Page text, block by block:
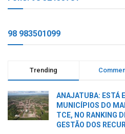
98 983501099
Trending
ANAJATUBA: ESTÁ
MUNICÍPIOS DO
TCE, NO RANKING
GESTÃO DOS